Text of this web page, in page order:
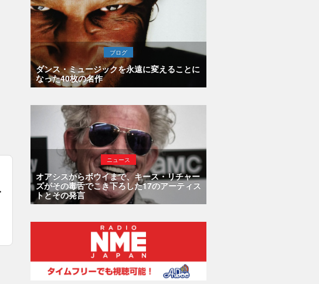
ブログ
ダンス・ミュージックを永遠に変えることに
なった40枚の名作
ニュース
オアシスからボウイまで、キース・リチャー
ズがその毒舌でこき下ろした17のアーティス
トとその発言